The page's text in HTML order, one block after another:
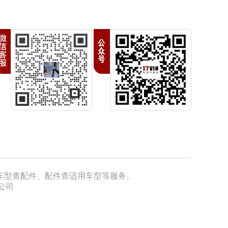
查配件、配件查适用车型等服务。
司